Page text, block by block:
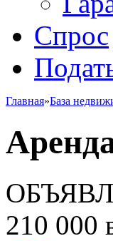
Спрос
Главная»База
210 000